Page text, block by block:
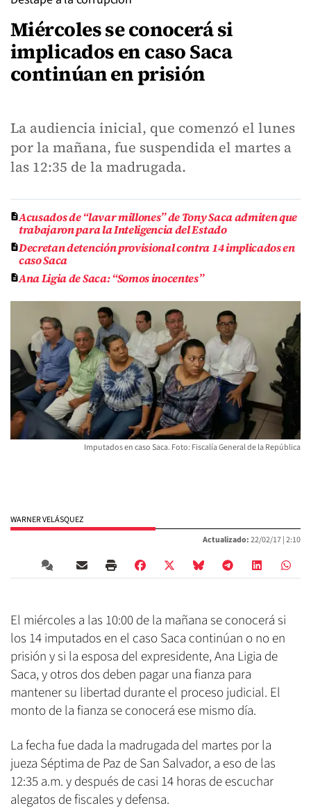
Miércoles se conocerá si
implicados en caso Saca
continúan en prisión
La audiencia inicial, que comenzó el lunes
por la mañana, fue suspendida el martes a
las 12:35 de la madrugada.
Acusados de “lavar millones” de Tony Saca admiten que
trabajaron para la Inteligencia del Estado
Decretan detención provisional contra 14 implicados en
caso Saca
Ana Ligia de Saca: “Somos inocentes”
Imputados en caso Saca. Foto: Fiscalía General de la República
WARNER VELÁSQUEZ
Actualizado:22/02/17 |2:10
El miércoles a las 10:00 de la mañana se conocerá si
los 14 imputados en el caso Saca continúan o no en
prisión y si la esposa del expresidente, Ana Ligia de
Saca, y otros dos deben pagar una fianza para
mantener su libertad durante el proceso judicial. El
monto de la fianza se conocerá ese mismo día.
La fecha fue dada la madrugada del martes por la
jueza Séptima de Paz de San Salvador, a eso de las
12:35 a.m. y después de casi 14 horas de escuchar
alegatos de fiscales y defensa.